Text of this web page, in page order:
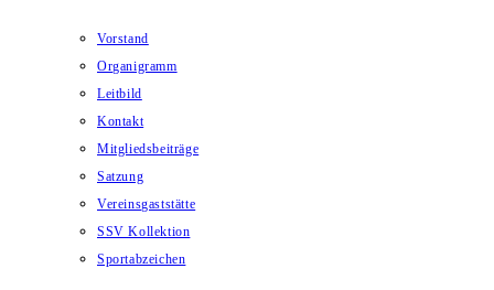
Vorstand
Organigramm
Leitbild
Kontakt
Mitgliedsbeiträge
Satzung
Vereinsgaststätte
SSV Kollektion
Sportabzeichen